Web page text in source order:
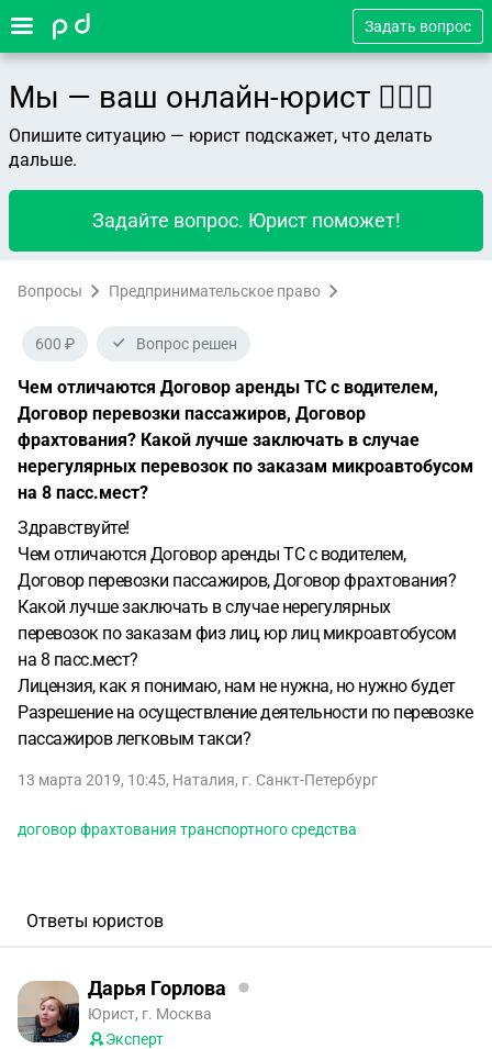
Задать вопрос
Мы — ваш онлайн-юрист 👨🏻‍⚖️
Опишите ситуацию — юрист подскажет, что делать
дальше.
Задайте вопрос. Юрист поможет!
Вопросы Предпринимательское право
600 ₽ Вопрос решен
Чем отличаются Договор аренды ТС с водителем,
Договор перевозки пассажиров, Договор
фрахтования? Какой лучше заключать в случае
нерегулярных перевозок по заказам микроавтобусом
на 8 пасс.мест?
Здравствуйте!
Чем отличаются Договор аренды ТС с водителем,
Договор перевозки пассажиров, Договор фрахтования?
Какой лучше заключать в случае нерегулярных
перевозок по заказам физ лиц, юр лиц микроавтобусом
на 8 пасс.мест?
Лицензия, как я понимаю, нам не нужна, но нужно будет
Разрешение на осуществление деятельности по перевозке
пассажиров легковым такси?
13 марта 2019, 10:45, Наталия, г. Санкт-Петербург
договор фрахтования транспортного средства
Ответы юристов
Дарья Горлова
Юрист, г. Москва
Эксперт